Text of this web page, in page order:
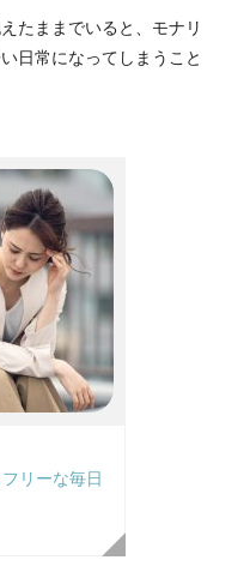
たままでいると、 モナリ
日常になってしまうこと
リーな毎日